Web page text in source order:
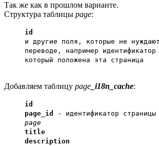
Так же как в прошлом варианте.
Структура таблицы page:
id
и другие поля, которые не
переводе, например
который положена эта страница
Добавляем таблицу page _i18n_cache:
id
page_id
- идентификатор
page
title
description